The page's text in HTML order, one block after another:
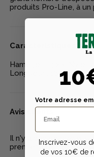
produits Pro-Line, à
Caractéristiques
Hameçon : 3 x6. Nylon
Longueur : 160 cm.
Avis clients
Il n'y a pas encore
premier à rédiger un
Votre adresse
Inscrivez-vous
de vos 10€ de